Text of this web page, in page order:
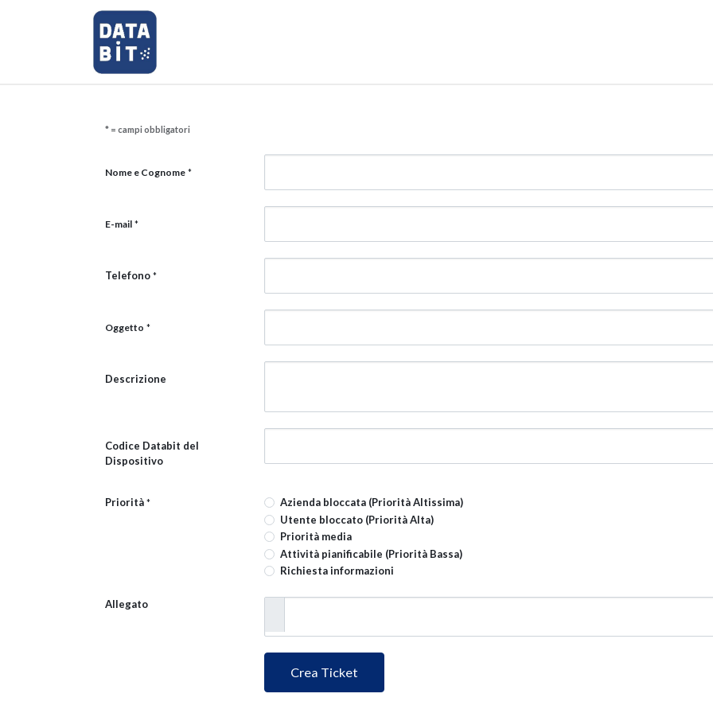
* = campi obbligatori
Nome e Cognome *
E-mail *
Telefono *
Oggetto *
Descrizione
Codice Databit del
Dispositivo
Priorità *
Azienda bloccata (Priorità Altissima)
Utente bloccato (Priorità Alta)
Priorità media
Attività pianificabile (Priorità Bassa)
Richiesta informazioni
Allegato
Crea Ticket